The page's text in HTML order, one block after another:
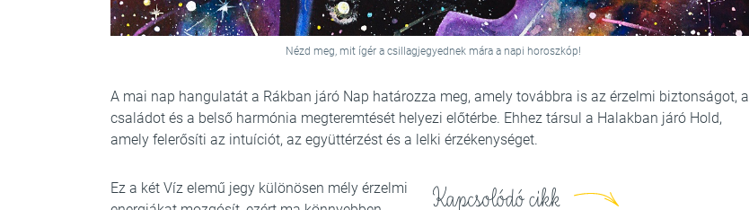
Nézd meg, mit ígér a csillagjegyednek mára a napi horoszkóp!
A mai nap hangulatát a Rákban járó Nap határozza meg, amely továbbra is az érzelmi biztonságot, a
családot és a belső harmónia megteremtését helyezi előtérbe. Ehhez társul a Halakban járó Hold,
amely felerősíti az intuíciót, az együttérzést és a lelki érzékenységet.
Kapcsolódó cikk
Ez a két Víz elemű jegy különösen mély érzelmi